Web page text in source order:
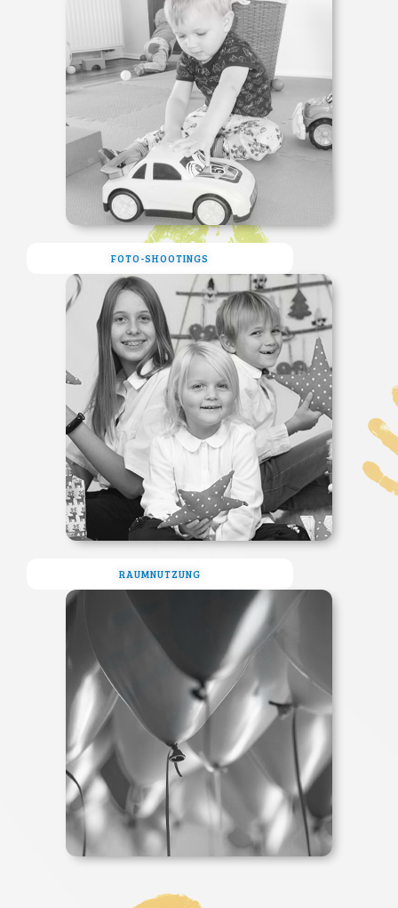
FOTO-SHOOTINGS
RAUMNUTZUNG